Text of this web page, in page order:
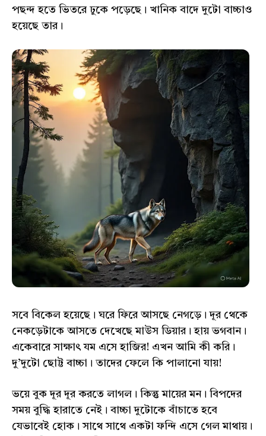
পছন্দ হতে ভিতরে ঢুকে পড়েছে। খানিক বাদে দুটো বাচ্চাও
হয়েছে তার।
সবে বিকেল হয়েছে। ঘরে ফিরে আসছে নেগড়ে। দূর থেকে
নেকড়েটাকে আসতে দেখেছে মাউস ডিয়ার। হায় ভগবান।
একেবারে সাক্ষাৎ যম এসে হাজির! এখন আমি কী করি।
দু’দুটো ছোট্ট বাচ্চা। তাদের ফেলে কি পালানো যায়!
ভয়ে বুক দূর দূর করতে লাগল। কিন্তু মায়ের মন। বিপদের
সময় বুদ্ধি হারাতে নেই। বাচ্চা দুটোকে বাঁচাতে হবে
যেভাবেই হোক। সাথে সাথে একটা ফন্দি এসে গেল মাথায়।